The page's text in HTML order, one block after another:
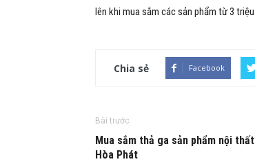
lên khi mua sắm các sản phẩm từ 3
Chia sẻ Facebook
Bài trước
Mua sắm thả ga sản phẩm nội
Hòa Phát